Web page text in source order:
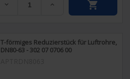
 
T-förmiges Reduzierstück für Luftrohre,
DN80-63 - 302 07 0706 00